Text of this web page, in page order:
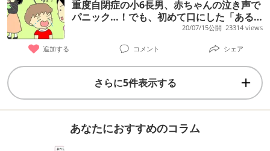
重度自閉症の小6長男、赤ちゃんの泣き声で
パニック…！でも、初めて口にした「ある
こと」に大きな成長を感じて20/07/15公開 23314 views
追加する コメント シェア
さらに5件表示する
あなたにおすすめのコラム